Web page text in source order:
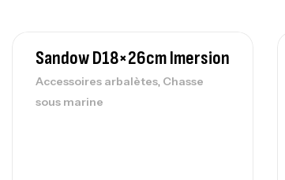
Sandow D18×26cm Imersion
Accessoires arbalètes Chasse
sous marine